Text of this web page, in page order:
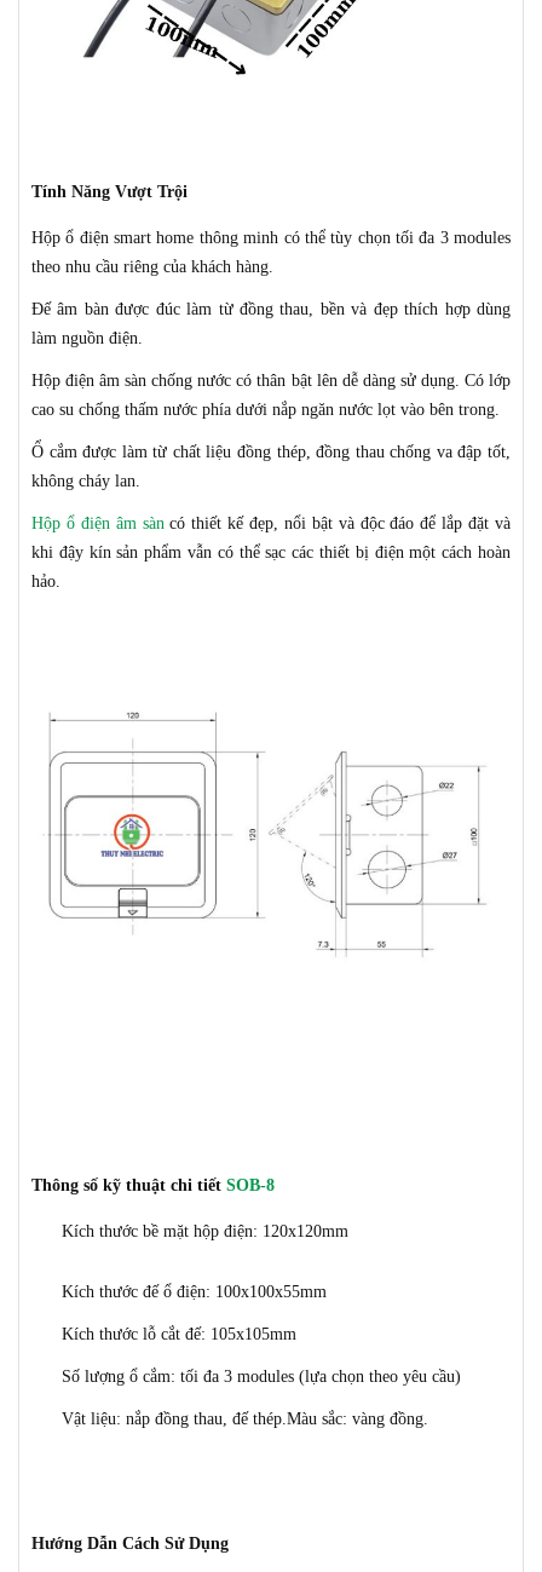
Tính Năng Vượt Trội
Hộp ổ điện smart home thông minh có thể tùy chọn tối đa 3 modules
theo nhu cầu riêng của khách hàng.
Đế âm bàn được đúclàm từ đồng thau, bền và đẹp thích hợp dùng
làm nguồn điện.
Hộpđiện âm sàn chống nước có thân bật lên dễ dàng sử dụng. Có lớp
cao su chống thấm nước phía dưới nắp ngăn nước lọt vào bên trong.
Ổ cắm được làm từ chất liệu đồng thép, đồng thau chống va đập tốt,
không cháy lan.
Hộp ổ điện âm sàncó thiết kế đẹp, nổi bật và độc đáo để lắp đặt và
khi đậy kín sản phẩm vẫn có thể sạc các thiết bị điện một cách hoàn
hảo.
Thông số kỹ thuật chi tiết SOB-8
Kích thước bề mặt hộp điện: 120x120mm
Kích thước đế ổ điện: 100x100x55mm
Kích thước lỗ cắt đế: 105x105mm
Số lượng ổ cắm: tối đa 3 modules (lựa chọn theo yêu cầu)
Vật liệu: nắp đồng thau, đế thép.Màu sắc: vàng đồng.
Hướng Dẫn Cách Sử Dụng